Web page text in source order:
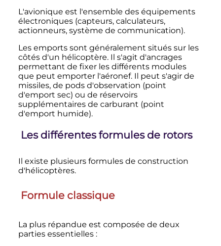
L'avionique est l'ensemble des équipements
électroniques (capteurs, calculateurs,
actionneurs, système de communication).
Les emports sont généralement situés sur les
côtés d'un hélicoptère. Il s'agit d'ancrages
permettant de fixer les différents modules
que peut emporter l'aéronef. Il peut s'agir de
missiles, de pods d'observation (point
d'emport sec) ou de réservoirs
supplémentaires de carburant (point
d'emport humide).
Les différentes formules de rotors
Il existe plusieurs formules de construction
d'hélicoptères.
Formule classique
La plus répandue est composée de deux
parties essentielles :